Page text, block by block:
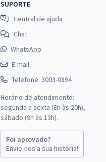
SUPORTE
Central de ajuda
Chat
WhatsApp
E-mail
Telefone: 3003-0894
Horário de atendimento:
segunda a sexta (8h às 20h),
sábado (9h às 13h).
Foi aprovado?
Envie-nos a sua história!